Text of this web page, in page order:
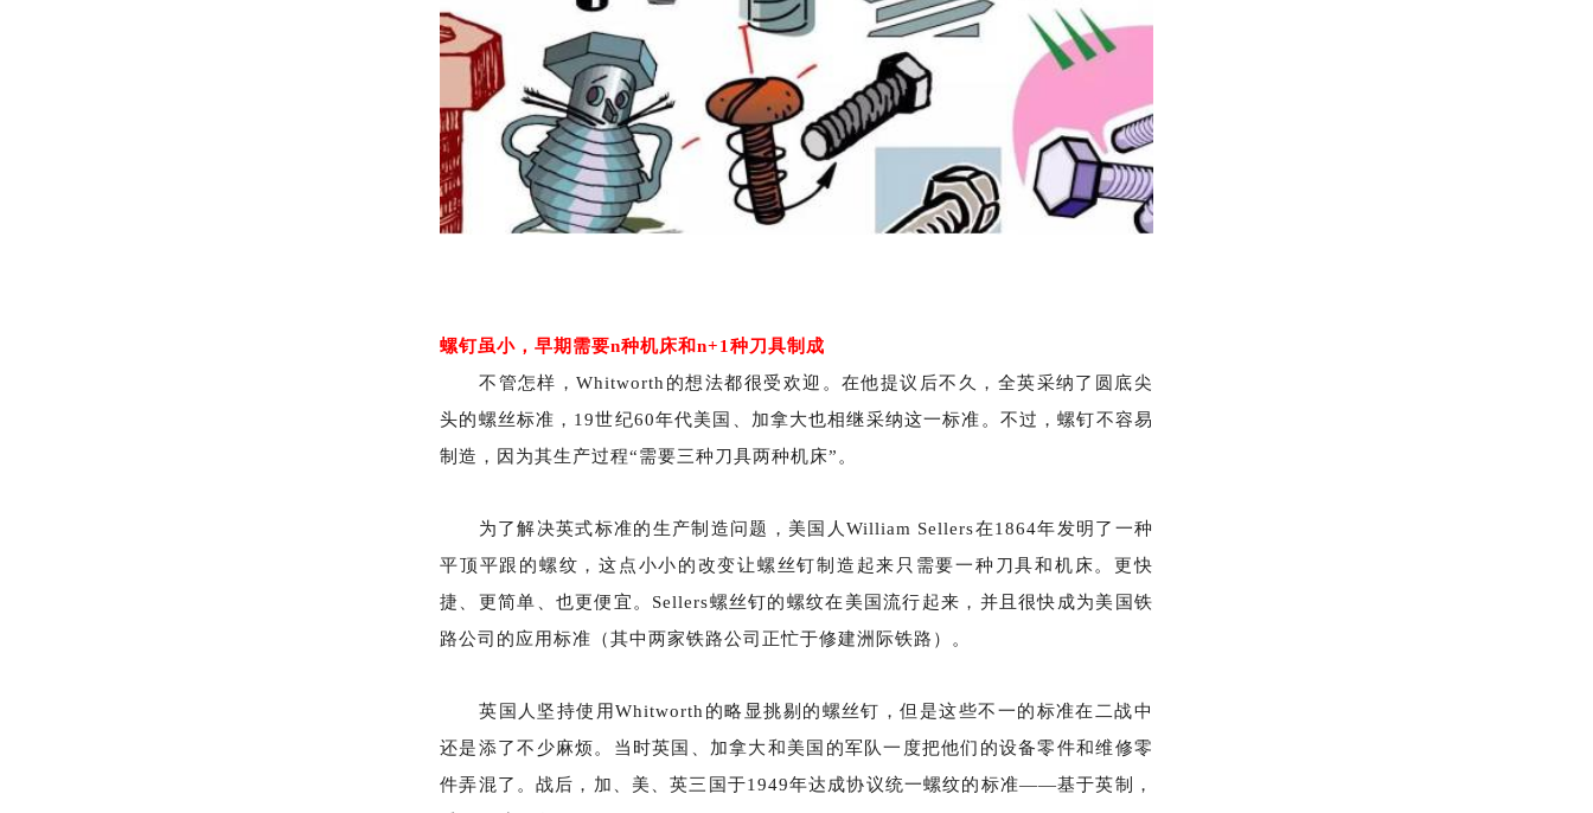
螺钉虽小，早期需要n种机床和n+1种刀具制成
不管怎样，Whitworth的想法都很受欢迎。在他提议后不久，全英采纳了圆底尖
头的螺丝标准，19世纪60年代美国、加拿大也相继采纳这一标准。不过，螺钉不容易
制造，因为其生产过程“需要三种刀具两种机床”。
为了解决英式标准的生产制造问题，美国人William Sellers在1864年发明了一种
平顶平跟的螺纹，这点小小的改变让螺丝钉制造起来只需要一种刀具和机床。更快
捷、更简单、也更便宜。Sellers螺丝钉的螺纹在美国流行起来，并且很快成为美国铁
路公司的应用标准（其中两家铁路公司正忙于修建洲际铁路）。
英国人坚持使用Whitworth的略显挑剔的螺丝钉，但是这些不一的标准在二战中
还是添了不少麻烦。当时英国、加拿大和美国的军队一度把他们的设备零件和维修零
件弄混了。战后，加、美、英三国于1949年达成协议统一螺纹的标准——基于英制，